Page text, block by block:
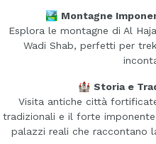
🏞️ Montagne
Esplora le montagne di Al
Wadi Shab, perfetti per
🏰 Storia e
Visita antiche città
tradizionali e il forte
palazzi reali che raccontano